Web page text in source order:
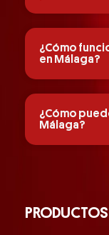
¿Cómo
en Málaga?
¿Cómo
Málaga?
PRODUCTOS